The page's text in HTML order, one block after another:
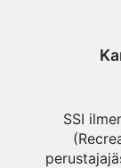
SSI